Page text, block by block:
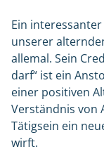
Ein
unserer
allemal. Sein
darf“ ist ein
einer positiven
Verständnis von
Tätigsein ein
wirft.